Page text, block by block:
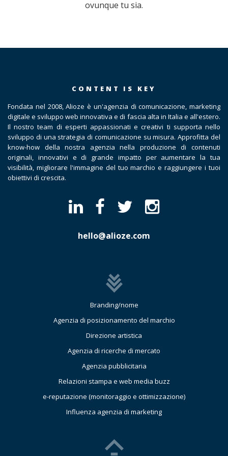
ovunque tu sia.
CONTENT IS KEY
Fondata nel 2008, Alioze è un'agenzia di comunicazione, marketing
digitale e sviluppo web innovativa e di fascia alta in Italia e all'estero.
Il nostro team di esperti appassionati e creativi ti supporta nello
sviluppo di una strategia di comunicazione su misura. Approfitta del
know-how della nostra agenzia nella produzione di contenuti
originali, innovativi e di grande impatto per aumentare la tua
visibilità, migliorare l'immagine del tuo marchio e raggiungere i tuoi
obiettivi di crescita.
hello@alioze.com
Branding/nome
Agenzia di posizionamento del marchio
Direzione artistica
Agenzia di ricerche di mercato
Agenzia pubblicitaria
Relazioni stampa e web media buzz
e-reputazione (monitoraggio e ottimizzazione)
Influenza agenzia di marketing